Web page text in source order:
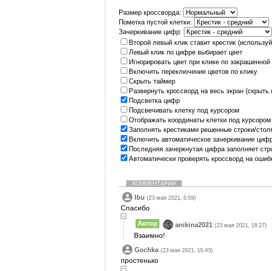
Размер кроссворда:
Пометка пустой клетки:
Зачеркивание цифр:
Второй левый клик ставит крестик
Левый клик по цифре выбирает цвет
Игнорировать цвет при клике по закрашенной
Включить переключение цветов по клику
Скрыть таймер
Развернуть кроссворд на весь экран
Подсветка цифр
Подсвечивать клетку под курсором
Отображать координаты клетки под курсором
Заполнять крестиками решенные строки/
Включить автоматическое зачеркивание
Последняя зачеркнутая цифра заполняет
Автоматически проверять кроссворд на
КОММЕНТАРИИ
Ibu (23 мая 2021, 5:59)
Спасибо
Автор anikina2021 (23 мая 2021, 18:27)
Взаимно!
Gochka (23 мая 2021, 15:43)
простенько